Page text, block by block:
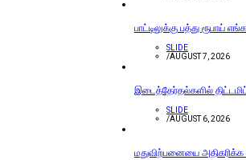
பாட்டிலுக்கு பத்து ரூபாய்
SLIDE
/AUGUST 7, 2026
இடைத்தேர்தல்களில்
SLIDE
/AUGUST 6, 2026
மதுவிற்பனையை அதிகரிக்க